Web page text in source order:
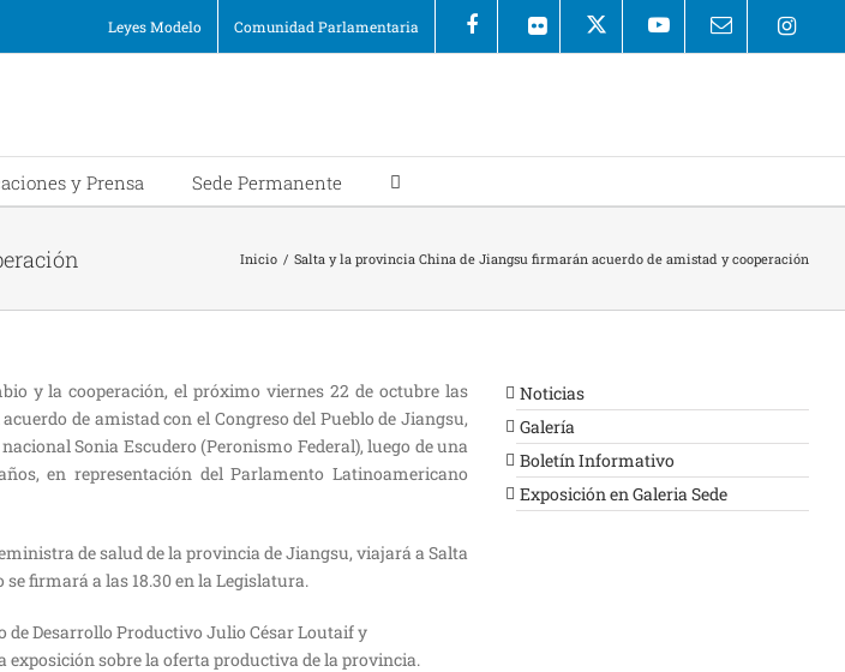
Leyes Modelo Comunidad Parlamentaria
y Prensa Sede Permanente
Inicio / Salta y la provincia China de Jiangsu firmarán acuerdo de amistad y cooperación
y la cooperación, el próximo viernes 22 de octubre las
de amistad con el Congreso del Pueblo de Jiangsu,
Sonia Escudero (Peronismo Federal), luego de una
en representación del Parlamento Latinoamericano
de salud de la provincia de Jiangsu, viajará a Salta
firmará a las 18.30 en la Legislatura.
de Desarrollo Productivo Julio César Loutaif y
sobre la oferta productiva de la provincia.
Noticias
Galería
Boletín Informativo
Exposición en Galeria Sede